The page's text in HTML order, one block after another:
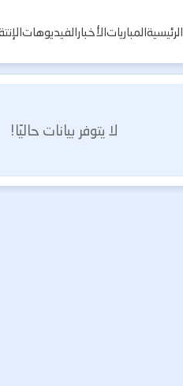
الرئيسيةالمبارياتالأخبارالفيديوهات
لا يتوفر بيانات حاليًا!